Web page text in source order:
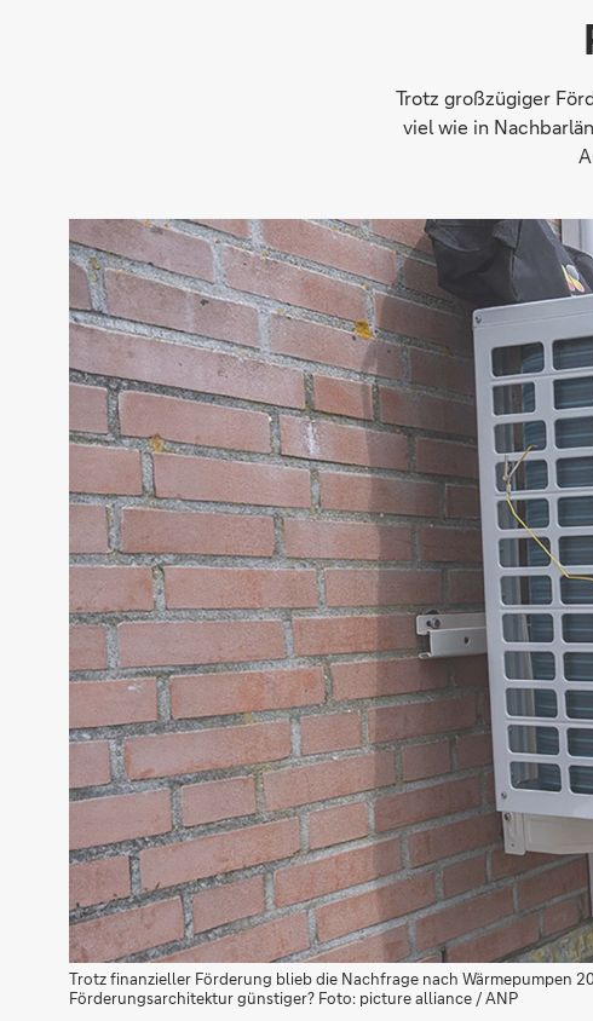
Trotz großzügiger
viel wie in
Trotz finanzieller Förderung blieb die Nachfrage nach Wärmepumpen
Förderungsarchitektur günstiger? Foto: picture alliance / ANP